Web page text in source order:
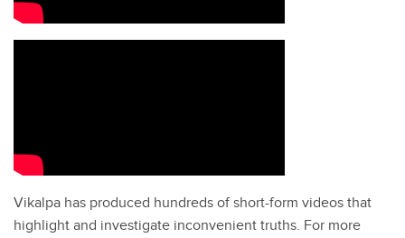
Vikalpa has produced hundreds of short-form videos that
highlight and investigate inconvenient truths. For more